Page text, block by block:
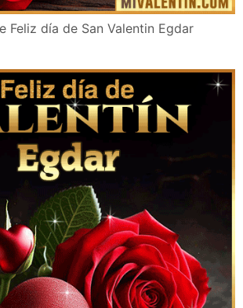
Feliz día de San Valentin Egdar